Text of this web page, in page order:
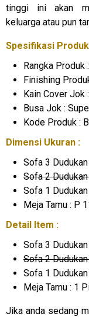
tinggi ini akan
keluarga atau pun
Spesifikasi
Rangka Produk
Finishing
Kain Cover Jok
Busa Jok :
Kode Produk :
Dimensi Ukuran :
Sofa 3
Sofa 2
Sofa 1
Meja Tamu : P
Detail Item :
Sofa 3
Sofa 2
Sofa 1
Meja Tamu : 1
Jika anda sedang